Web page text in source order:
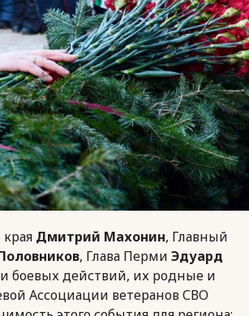
Дмитрий Махонин, Главный
, Глава Перми Эдуард
боевых действий, их родные и
Ассоциации ветеранов СВО